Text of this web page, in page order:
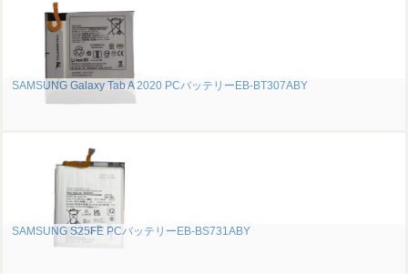
SAMSUNG Galaxy Tab A 2020 PCバッテリーEB-BT307ABY
SAMSUNG S25FE PCバッテリーEB-BS731ABY